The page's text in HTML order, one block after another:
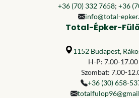
+36 (70) 332 7658; +36
info@total-
Total-Épker-
1152 Budapest,
H-P: 7.00-17.00
Szombat: 7.00-
+36 (30) 658-